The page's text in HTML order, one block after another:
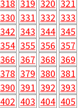
318 319 320 321
330 331 332 333
342 343 344 345
354 355 356 357
366 367 368 369
378 379 380 381
390 391 392 393
402 403 404 405